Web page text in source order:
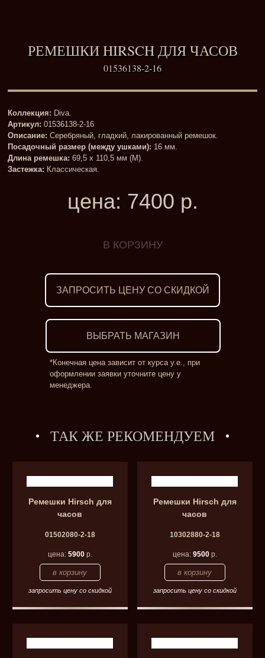
РЕМЕШКИ HIRSCH ДЛЯ ЧАСОВ
01536138-2-16
Коллекция: Diva.
Артикул: 01536138-2-16
Описание: Серебряный, гладкий, лакированный ремешок.
Посадочный размер (между ушками): 16 мм.
Длина ремешка: 69,5 x 110,5 мм (M).
Застежка: Классическая.
цена: 7400 р.
ЗАПРОСИТЬ ЦЕНУ СО СКИДКОЙ
ВЫБРАТЬ МАГАЗИН
*Конечная цена зависит от курса у.е., при
оформлении заявки уточните цену у
менеджера.
ТАК ЖЕ РЕКОМЕНДУЕМ
Ремешки Hirsch для
часов
01502080-2-18
цена: 5900р.
запросить цену со скидкой
Ремешки Hirsch для
часов
10302880-2-18
цена: 9500р.
запросить цену со скидкой